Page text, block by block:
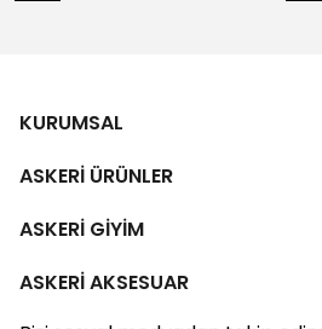
KURUMSAL
ASKERİ ÜRÜNLER
ASKERİ GİYİM
ASKERİ AKSESUAR